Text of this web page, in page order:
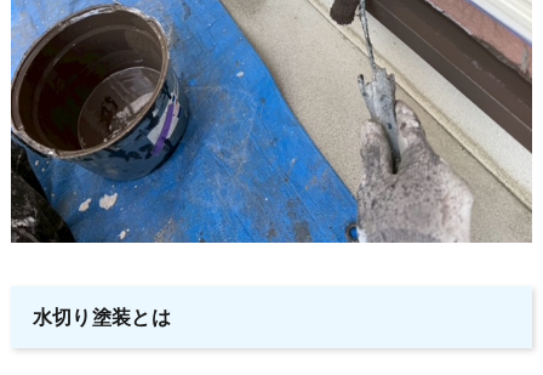
水切り塗装とは